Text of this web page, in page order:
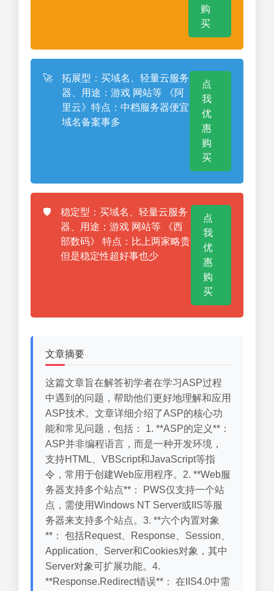
购
买
🚀
拓展型：买域名、轻量云服务
器、用途：游戏 网站等 《阿
里云》特点：中档服务器便宜
域名备案事多
点
我
优
惠
购
买
🛡️
稳定型：买域名、轻量云服务
器、用途：游戏 网站等 《西
部数码》 特点：比上两家略贵
但是稳定性超好事也少
点
我
优
惠
购
买
文章摘要
这篇文章旨在解答初学者在学习ASP过程
中遇到的问题，帮助他们更好地理解和应用
ASP技术。文章详细介绍了ASP的核心功
能和常见问题，包括： 1. **ASP的定义**：
ASP并非编程语言，而是一种开发环境，
支持HTML、VBScript和JavaScript等指
令，常用于创建Web应用程序。2. **Web服
务器支持多个站点**： PWS仅支持一个站
点，需使用Windows NT Server或IIS等服
务器来支持多个站点。3. **六个内置对象
**： 包括Request、Response、Session、
Application、Server和Cookies对象，其中
Server对象可扩展功能。4.
**Response.Redirect错误**： 在IIS4.0中需